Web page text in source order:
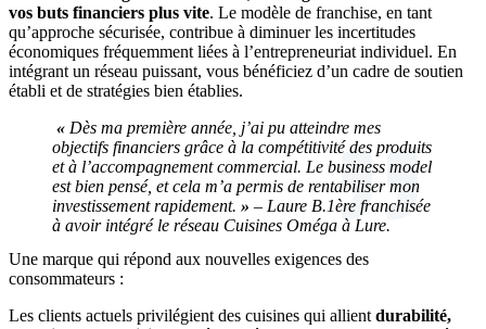
vos buts financiers plus vite. Le modèle de franchise, en tant
qu’approche sécurisée, contribue à diminuer les incertitudes
économiques fréquemment liées à l’entrepreneuriat individuel. En
intégrant un réseau puissant, vous bénéficiez d’un cadre de soutien
établi et de stratégies bien établies.
« Dès ma première année, j’ai pu atteindre mes
objectifs financiers grâce à la compétitivité des produits
et à l’accompagnement commercial. Le business model
est bien pensé, et cela m’a permis de rentabiliser mon
investissement rapidement. » – Laure B.1ère franchisée
à avoir intégré le réseau Cuisines Oméga à Lure.
Une marque qui répond aux nouvelles exigences des
consommateurs :
Les clients actuels privilégient des cuisines qui allient durabilité,